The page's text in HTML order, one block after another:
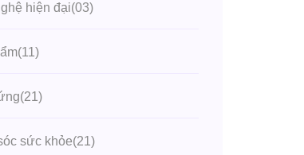
hiện đại(03)
(11)
(21)
sức khỏe(21)